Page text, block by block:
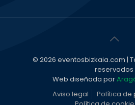
© 2026 eventosbizkaia.com |
reservados
Web diseñada por
Aviso legal
Política de